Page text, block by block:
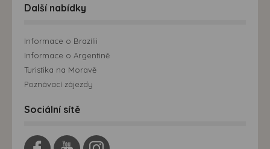
Další nabídky
Informace o Brazílii
Informace o Argentině
Turistika na Moravě
Poznávací zájezdy
Sociální sítě